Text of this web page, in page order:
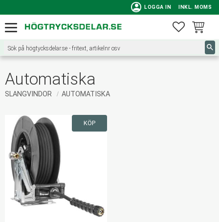
Meny
person LOGGA IN INKL. MOMS
Automatiska
SLANGVINDOR AUTOMATISKA
KÖP